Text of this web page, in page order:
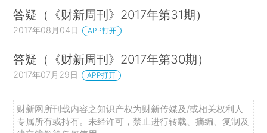
答疑（《财新周刊》2017年第31期）
2017年08月04日 APP打开
答疑（《财新周刊》2017年第30期）
2017年07月29日 APP打开
财新网所刊载内容之知识产权为财新传媒及/或相关权利人
专属所有或持有。未经许可，禁止进行转载、摘编、复制及